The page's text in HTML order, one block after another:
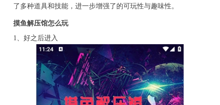
了多种道具和技能，进一步增强了的可玩性与趣味性。
摸鱼解压馆怎么玩
1、好之后进入